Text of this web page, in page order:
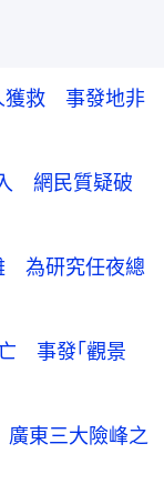
獲救 事發地非
網民質疑破
為研究任夜總
事發｢觀景
東三大險峰之